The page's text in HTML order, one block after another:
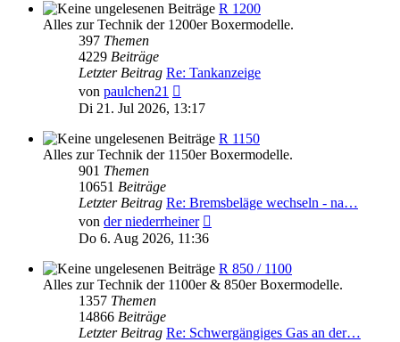
R 1200
Alles zur Technik der 1200er Boxermodelle.
397 Themen
4229 Beiträge
Letzter Beitrag Re: Tankanzeige
von paulchen21
Beitrag
Di 21. Jul 2026, 13:17
R 1150
Alles zur Technik der 1150er Boxermodelle.
901 Themen
10651 Beiträge
Letzter Beitrag Re: Bremsbeläge wechseln - na…
von der niederrheiner
Do 6. Aug 2026, 11:36
R 850 / 1100
Alles zur Technik der 1100er & 850er Boxermodelle.
1357 Themen
14866 Beiträge
Letzter Beitrag Re: Schwergängiges Gas an der…